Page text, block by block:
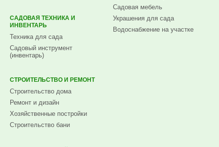
САДОВАЯ ТЕХНИКА И
ИНВЕНТАРЬ
Техника для сада
Садовый инструмент
(инвентарь)
Садовая мебель
Украшения для сада
Водоснабжение на участке
СТРОИТЕЛЬСТВО И РЕМОНТ
Строительство дома
Ремонт и дизайн
Хозяйственные постройки
Строительство бани